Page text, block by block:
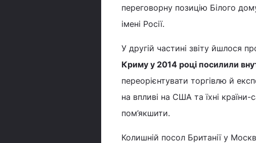
переговорну позицію Білого дому
імені Росії.
У другій частині звіту йшлося
Криму у 2014 році посилили
переорієнтувати торгівлю й
на впливі на США та їхні країни-
пом’якшити.
Колишній посол Британії у